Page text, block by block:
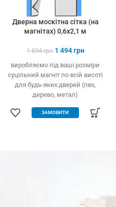
Дверна москітна сітка (на
магнітах) 0,6х2,1 м
1 894грн 1 494грн
виробляємо під ваші розміри
суцільний магніт по всій висоті
для будь-яких дверей (пвх,
дерево, метал)
інструменту
ЗАМОВИТИ